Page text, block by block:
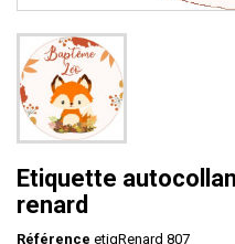
Etiquette
renard
Référence etiqRenard 807